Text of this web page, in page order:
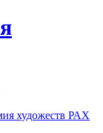
художеств РАХ